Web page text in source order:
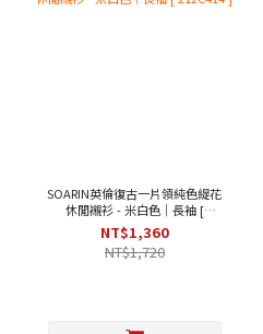
SOARIN英倫復古一片領純色緹花
休閒襯衫 - 米白色｜長袖 [
212C414 ]
NT$1,360
NT$1,720